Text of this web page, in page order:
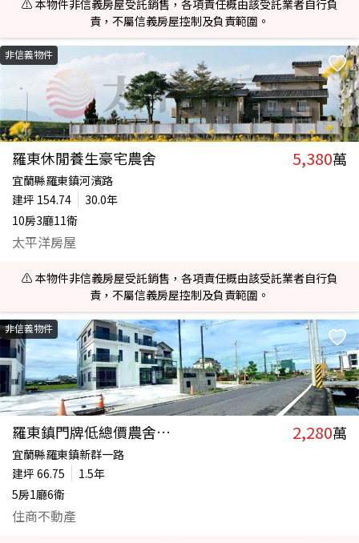
⚠️ 本物件非信義房屋受託銷售，各項責任概由該受託業者自行負
責，不屬信義房屋控制及負責範圍。
非信義物件
羅東休閒養生豪宅農舍 5,380萬
宜蘭縣羅東鎮河濱路
建坪 154.74
30.0年
10房3廳11衛
太平洋房屋
⚠️ 本物件非信義房屋受託銷售，各項責任概由該受託業者自行負
責，不屬信義房屋控制及負責範圍。
非信義物件
羅東鎮門牌低總價農舍可合法民宿 2,280萬
宜蘭縣羅東鎮新群一路
建坪 66.75
1.5年
5房1廳6衛
住商不動產